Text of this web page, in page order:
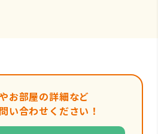
お部屋の詳細など
い合わせください！